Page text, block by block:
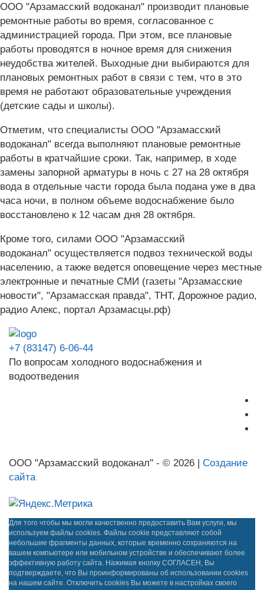
ООО "Арзамасский водоканал" производит плановые
ремонтные работы во время, согласованное с
администрацией города. При этом, все плановые
работы проводятся в ночное время для снижения
неудобства жителей. Выходные дни выбираются для
плановых ремонтных работ в связи с тем, что в это
время не работают образовательные учреждения
(детские сады и школы).
Отметим, что специалисты ООО "Арзамасский
водоканал" всегда выполняют плановые ремонтные
работы в кратчайшие сроки. Так, например, в ходе
замены запорной арматуры в ночь с 27 на 28 октября
вода в отдельные части города была подана уже в два
часа ночи, в полном объеме водоснабжение было
восстановлено к 12 часам дня 28 октября.
Кроме того, силами ООО "Арзамасский
водоканал" осуществляется подвоз технической воды
населению, а также ведется оповещение через местные
электронные и печатные СМИ (газеты "Арзамасские
новости", "Арзамасская правда", ТНТ, Дорожное радио,
радио Алекс, портал Арзамасцы.рф)
+7 (83147) 6-06-44
По вопросам холодного водоснабжения и
водоотведения
ООО "Арзамасский водоканал" - © 2026 | Создание
сайта
Для того чтобы мы могли качественно предоставить Вам услуги, мы
используем файлы cookies. Файлы cookie представляют собой
небольшие фрагменты данных, которые временно сохраняются на
вашем компьютере или мобильном устройстве и обеспечивают более
эффективную работу сайта. Нажимая кнопку СОГЛАСЕН, Вы
подтверждаете, что Вы проинформированы об использовании cookies
на нашем сайте. Отключить cookies Вы можете в настройках своего